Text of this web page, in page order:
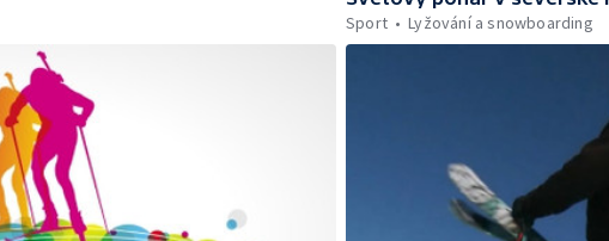
Sport
Lyžování a snowboarding